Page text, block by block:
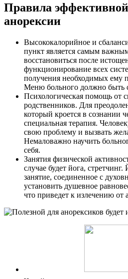
Правила
анорексии
Высококалорийное и
пункт является самым
восстановиться после
функционирование всех
получения необходимых ему
Меню больного должно быть
Психологическая помощь от
родственников. Для
который кроется в сознании
специальная терапия.
свою проблему и вызвать
Немаловажно научить
себя.
Занятия физической
случае будет йога,
занятие, соединенное с
установить душевное
что приведет к излечению от